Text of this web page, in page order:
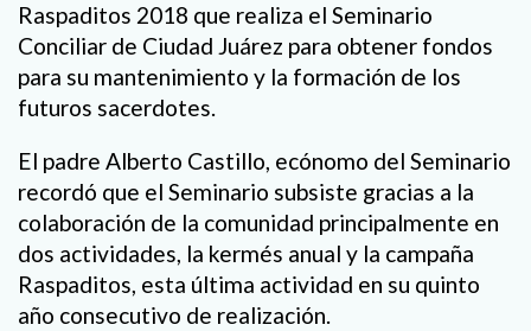
Raspaditos 2018 que realiza el Seminario
Conciliar de Ciudad Juárez para obtener fondos
para su mantenimiento y la formación de los
futuros sacerdotes.
El padre Alberto Castillo, ecónomo del Seminario
recordó que el Seminario subsiste gracias a la
colaboración de la comunidad principalmente en
dos actividades, la kermés anual y la campaña
Raspaditos, esta última actividad en su quinto
año consecutivo de realización.